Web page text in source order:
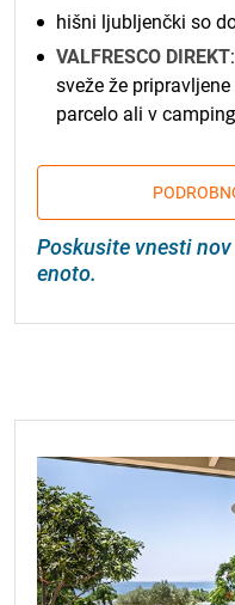
hišni ljubljenčki so
VALFRESCO DIREKT
sveže že
parcelo ali v
Poskusite vnesti
enoto.